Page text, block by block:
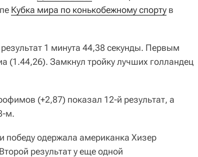
Кубка мира по конькобежному спорту в
1 минута 44,38 секунды. Первым
(1.44,26). Замкнул тройку лучших голландец
(+2,87) показал 12-й результат, а
м.
победу одержала американка Хизер
результат у еще одной